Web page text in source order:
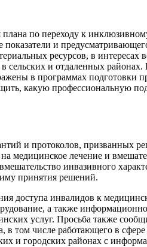
по переходу к
и
ресурсов, в интересах
и отдаленных районах.
в программах подготовки
какую профессиональную
и протоколов, призванных
медицинское лечение и
инвазивного
принятия решений.
доступа инвалидов к
а также
услуг. Просьба также
в том числе работающего в
и городских районах с